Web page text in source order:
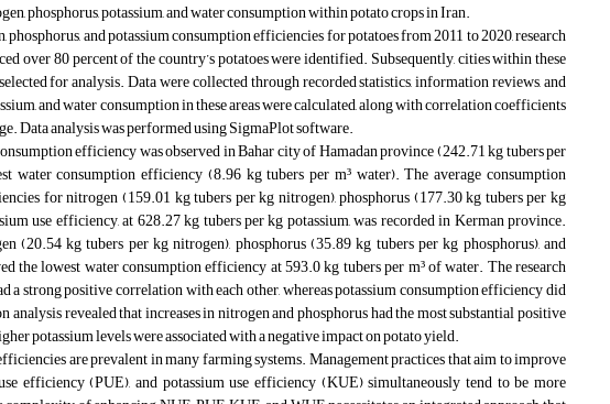
phosphorus, potassium, and water consumption within potato crops in Iran.
and potassium consumption efficiencies for potatoes from 2011 to 2020, research
over 80 percent of the country’s potatoes were identified. Subsequently, cities within these
for analysis. Data were collected through recorded statistics, information reviews, and
and water consumption in these areas were calculated, along with correlation coefficients
Data analysis was performed using SigmaPlot software.
efficiency was observed in Bahar city of Hamadan province (242.71 kg tubers per
consumption efficiency (8.96 kg tubers per m³ water). The average consumption
for nitrogen (159.01 kg tubers per kg nitrogen), phosphorus (177.30 kg tubers per kg
use efficiency, at 628.27 kg tubers per kg potassium, was recorded in Kerman province.
kg tubers per kg nitrogen), phosphorus (35.89 kg tubers per kg phosphorus), and
the lowest water consumption efficiency at 593.0 kg tubers per m³ of water. The research
strong positive correlation with each other, whereas potassium consumption efficiency did
revealed that increases in nitrogen and phosphorus had the most substantial positive
potassium levels were associated with a negative impact on potato yield.
are prevalent in many farming systems. Management practices that aim to improve
efficiency (PUE), and potassium use efficiency (KUE) simultaneously tend to be more